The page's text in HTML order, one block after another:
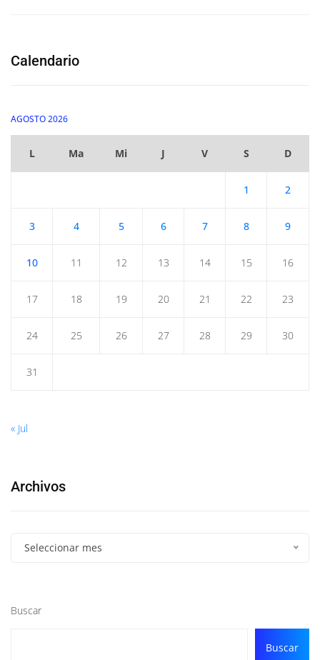
Calendario
AGOSTO 2026
L Ma Mi J V S D
1 2
3 4 5 6 7 8 9
10 11 12 13 14 15 16
17 18 19 20 21 22 23
24 25 26 27 28 29 30
31
« Jul
Archivos
Seleccionar mes
Buscar
Buscar